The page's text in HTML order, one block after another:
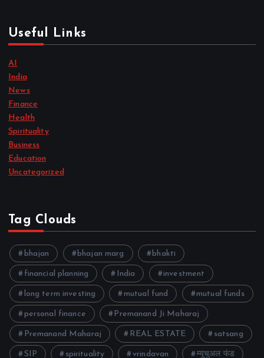
Useful Links
AI
India
News
Finance
Health
Spirituality
Business
Education
Uncategorized
Tag Clouds
bhajan bhajan marg bhakti
financial planning India investment
long term investing mutual fund mutual funds
personal finance Premanand Ji Maharaj
Premanand Maharaj REAL ESTATE satsang
SIP spirituality vrindavan म्यूचुअल फंड